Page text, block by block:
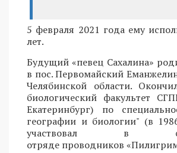
5 февраля 2021 года ему
лет.
Будущий «певец Сахалина»
в пос. Первомайский
Челябинской области.
биологический факультет
Екатеринбург) по
географии и биологии" (в
участвовал в
отряде проводников